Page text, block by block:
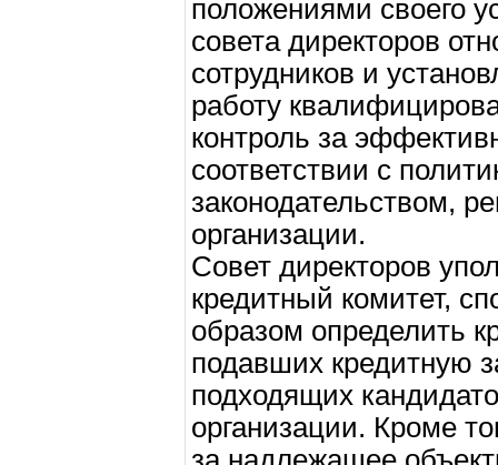
положениями своего
совета директоров
сотрудников и
работу
контроль за
соответствии с
законодательством,
организации.
Совет директоров
кредитный комитет,
образом определить
подавших кредитную
подходящих
организации. Кроме